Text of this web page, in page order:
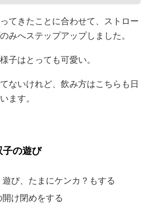
てきたことに合わせて、ストロー
みへステップアップしました。
子はとっても可愛い。
ないけれど、飲み方はこちらも日
ます。
子の遊び
遊び、たまにケンカ？もする
け閉めをする